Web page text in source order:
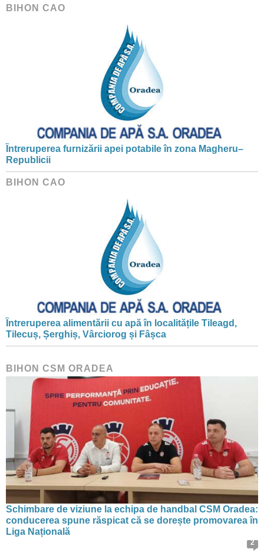
BIHON CAO
Întreruperea furnizării apei potabile în zona Magheru–
Republicii
BIHON CAO
Întreruperea alimentării cu apă în localitățile Tileagd,
Tilecuș, Șerghiș, Vârciorog și Fâșca
BIHON CSM ORADEA
Schimbare de viziune la echipa de handbal CSM Oradea:
conducerea spune răspicat că se dorește promovarea în
Liga Națională
2